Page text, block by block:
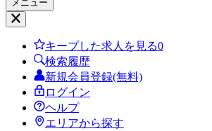
メニュー
キープした求人を見る0
検索履歴
新規会員登録(無料)
ログイン
ヘルプ
エリアから探す